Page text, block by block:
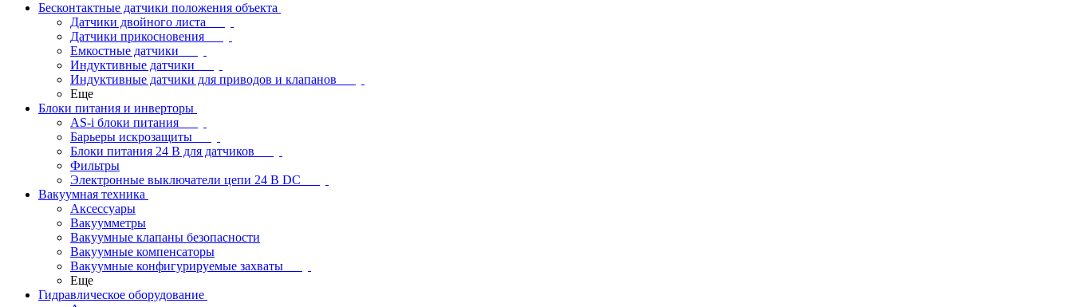
Бесконтактные датчики положения объекта
Датчики двойного листа
Датчики прикосновения
Емкостные датчики
Индуктивные датчики
Индуктивные датчики для приводов и клапанов
Еще
Блоки питания и инверторы
AS-i блоки питания
Барьеры искрозащиты
Блоки питания 24 В для датчиков
Фильтры
Электронные выключатели цепи 24 В DC
Вакуумная техника
Аксессуары
Вакуумметры
Вакуумные клапаны безопасности
Вакуумные компенсаторы
Вакуумные конфигурируемые захваты
Еще
Гидравлическое оборудование